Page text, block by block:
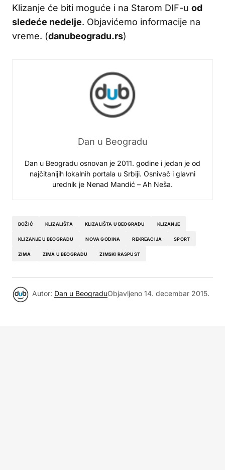
Klizanje će biti moguće i na Starom DIF-u od
sledeće nedelje. Objavićemo informacije na
vreme. (danubeogradu.rs)
Dan u Beogradu
Dan u Beogradu osnovan je 2011. godine i jedan je od
najčitanijih lokalnih portala u Srbiji. Osnivač i glavni
urednik je Nenad Mandić – Ah Neša.
BOŽIĆ KLIZALIŠTA KLIZALIŠTA U BEOGRADU KLIZANJE
KLIZANJE U BEOGRADU NOVA GODINA REKREACIJA SPORT
ZIMA ZIMA U BEOGRADU ZIMSKI RASPUST
Autor: Dan u BeograduObjavljeno 14. decembar 2015.